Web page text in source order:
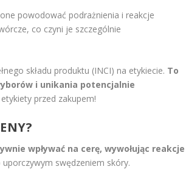
powodować podrażnienia i reakcje
co czyni je szczególnie
składu produktu (INCI) na etykiecie. To
i unikania potencjalnie
przed zakupem!
wpływać na cerę, wywołując reakcje
swędzeniem skóry.